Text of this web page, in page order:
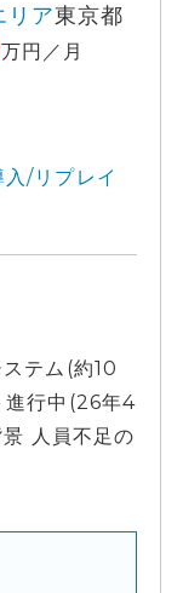
リア東京都
万円／月
/リプレイ
テム(約10
進行中(26年4
人員不足の